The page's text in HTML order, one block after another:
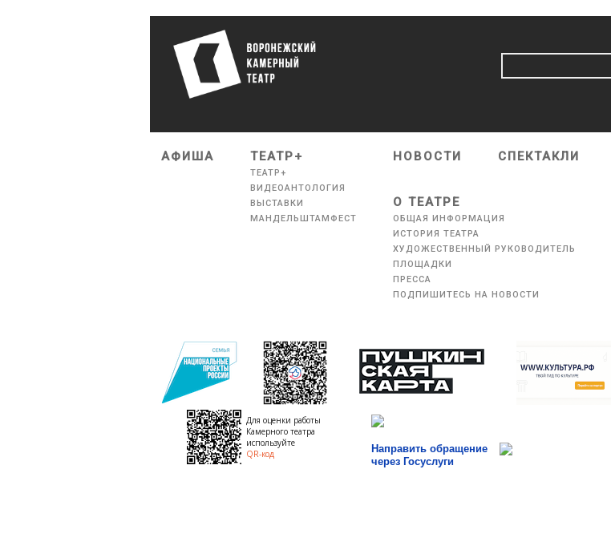
АФИША ТЕАТР+
ТЕАТР+
ВИДЕОАНТОЛОГИЯ
ВЫСТАВКИ
МАНДЕЛЬШТАМФЕСТ
НОВОСТИ СПЕКТАКЛИ
О ТЕАТРЕ
ОБЩАЯ ИНФОРМАЦИЯ
ИСТОРИЯ ТЕАТРА
ХУДОЖЕСТВЕННЫЙ РУКОВОДИТЕЛЬ
ПЛОЩАДКИ
ПРЕССА
ПОДПИШИТЕСЬ НА НОВОСТИ
Для оценки работы
Камерного театра
используйте
QR-код
Направить обращение
через Госуслуги